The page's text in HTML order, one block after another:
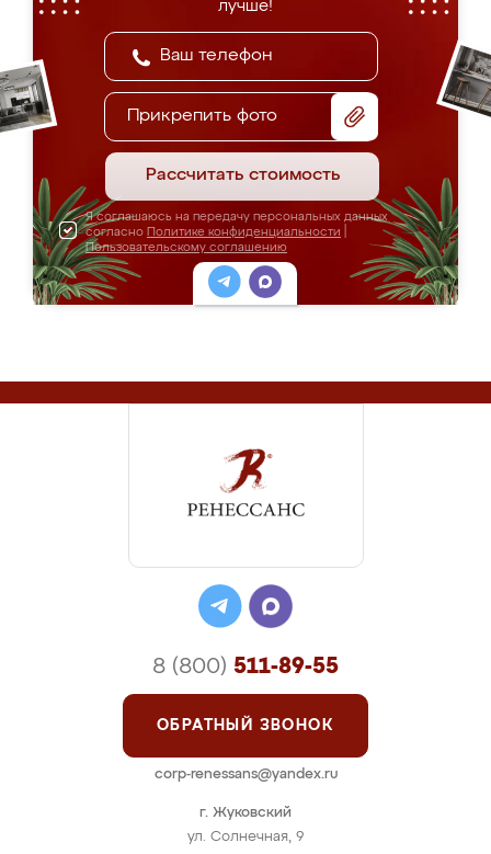
лучше!
Прикрепить фото
Рассчитать стоимость
Я соглашаюсь на передачу персональных данных
согласно Политике конфиденциальности
Пользовательскому соглашению
г. Жуковский
ул. Солнечная, 9
8 (800) 511-89-55
ОБРАТНЫЙ ЗВОНОК
corp-renessans@yandex.ru